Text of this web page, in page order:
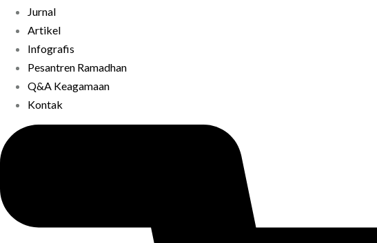
Jurnal
Artikel
Infografis
Pesantren Ramadhan
Q&A Keagamaan
Kontak